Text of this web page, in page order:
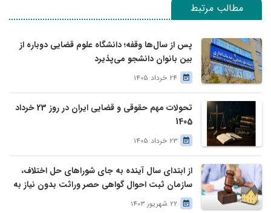
مطالب مرتبط
پس از سال‌ها وقفه؛ دانشگاه علوم قضایی دوباره از
بین بانوان دانشجو می‌پذیرد
24 خرداد 1405
تحولات مهم حقوقی و قضایی ایران در روز 23 خرداد
1405
23 خرداد 1405
از ابتدای سال آینده به جای شوراهای حل اختلاف،
سازمان ثبت احوال گواهی حصر وراثت بدون نیاز به
درخواست وراث صادر خواهد کرد
22 شهریور 1403